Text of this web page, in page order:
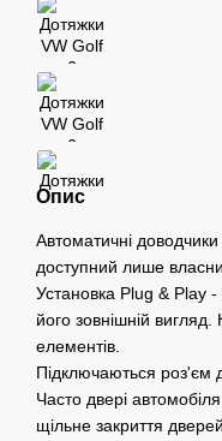
Опис
Автоматичні
доступний лише
Установка Plug & Play -
його зовнішній
елементів.
Підключаються роз'єм
Часто двері
щільне закриття